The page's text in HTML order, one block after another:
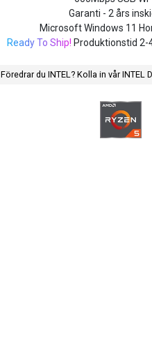
Garanti - 2 års
Microsoft Windows 11
Ready To Ship! Produktionstid 2-
Föredrar du INTEL? Kolla in vår INTEL